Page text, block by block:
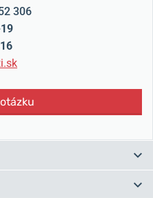
306
vďaka svojej